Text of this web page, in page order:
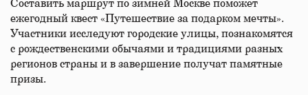
Составить маршрут по зимней Москве поможет
ежегодный квест «Путешествие за подарком мечты».
Участники исследуют городские улицы, познакомятся
с рождественскими обычаями и традициями разных
регионов страны и в завершение получат памятные
призы.